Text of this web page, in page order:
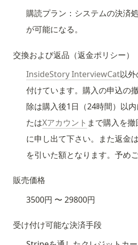
購読プラン：システムの決済
が可能になる。
交換および返品（返金ポリシー）
InsideStory InterviewCat以
付けています。購入の申込の
除は購入後1日（24時間）以
たはXアカウント まで購入を
に申し出て下さい。また返金
を引いた額となります。予め
販売価格
3500円 〜 29800円
受け付け可能な決済手段